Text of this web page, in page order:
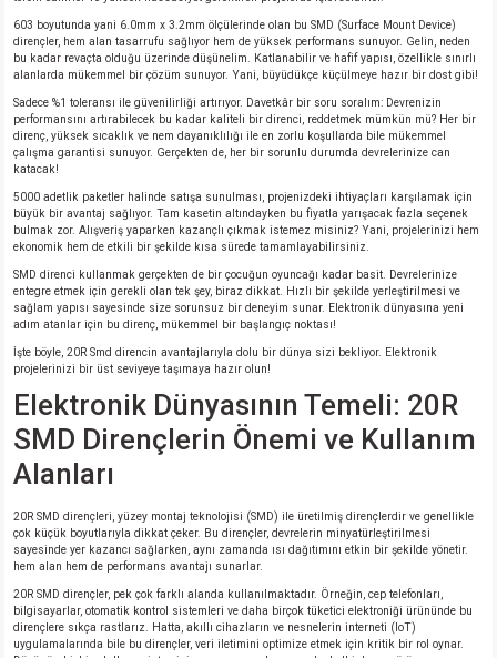
603 boyutunda yani 6.0mm x 3.2mm ölçülerinde olan bu SMD (Surface Mount Device)
dirençler, hem alan tasarrufu sağlıyor hem de yüksek performans sunuyor. Gelin, neden
bu kadar revaçta olduğu üzerinde düşünelim. Katlanabilir ve hafif yapısı, özellikle sınırlı
alanlarda mükemmel bir çözüm sunuyor. Yani, büyüdükçe küçülmeye hazır bir dost gibi!
Sadece %1 toleransı ile güvenilirliği artırıyor. Davetkâr bir soru soralım: Devrenizin
performansını artırabilecek bu kadar kaliteli bir direnci, reddetmek mümkün mü? Her bir
direnç, yüksek sıcaklık ve nem dayanıklılığı ile en zorlu koşullarda bile mükemmel
çalışma garantisi sunuyor. Gerçekten de, her bir sorunlu durumda devrelerinize can
katacak!
5000 adetlik paketler halinde satışa sunulması, projenizdeki ihtiyaçları karşılamak için
büyük bir avantaj sağlıyor. Tam kasetin altındayken bu fiyatla yarışacak fazla seçenek
bulmak zor. Alışveriş yaparken kazançlı çıkmak istemez misiniz? Yani, projelerinizi hem
ekonomik hem de etkili bir şekilde kısa sürede tamamlayabilirsiniz.
SMD direnci kullanmak gerçekten de bir çocuğun oyuncağı kadar basit. Devrelerinize
entegre etmek için gerekli olan tek şey, biraz dikkat. Hızlı bir şekilde yerleştirilmesi ve
sağlam yapısı sayesinde size sorunsuz bir deneyim sunar. Elektronik dünyasına yeni
adım atanlar için bu direnç, mükemmel bir başlangıç noktası!
İşte böyle, 20R Smd direncin avantajlarıyla dolu bir dünya sizi bekliyor. Elektronik
projelerinizi bir üst seviyeye taşımaya hazır olun!
Elektronik Dünyasının Temeli: 20R
SMD Dirençlerin Önemi ve Kullanım
Alanları
20R SMD dirençleri, yüzey montaj teknolojisi (SMD) ile üretilmiş dirençlerdir ve genellikle
çok küçük boyutlarıyla dikkat çeker. Bu dirençler, devrelerin minyatürleştirilmesi
sayesinde yer kazancı sağlarken, aynı zamanda ısı dağıtımını etkin bir şekilde yönetir.
hem alan hem de performans avantajı sunarlar.
20R SMD dirençler, pek çok farklı alanda kullanılmaktadır. Örneğin, cep telefonları,
bilgisayarlar, otomatik kontrol sistemleri ve daha birçok tüketici elektroniği ürününde bu
dirençlere sıkça rastlarız. Hatta, akıllı cihazların ve nesnelerin interneti (IoT)
uygulamalarında bile bu dirençler, veri iletimini optimize etmek için kritik bir rol oynar.